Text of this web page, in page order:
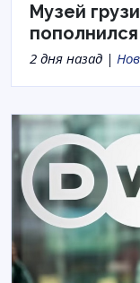
Музей
2 дня назад |